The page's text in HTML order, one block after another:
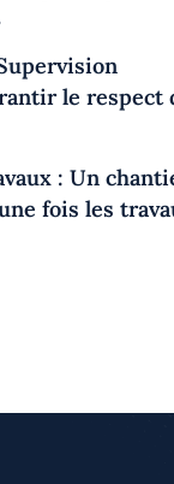
le respect
: Un
fois les